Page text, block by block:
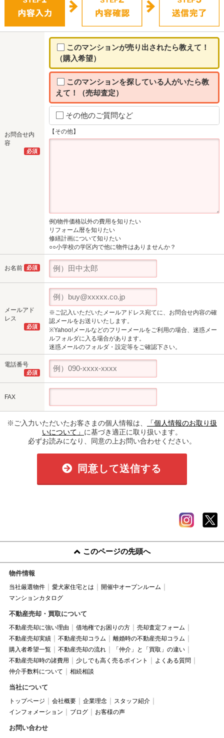
お問合せ内
容
必須
このマンションが売り出されたら教えて！
（購入希望）
このマンションを探している人がいたら教
えて！（売却査定）
その他のご質問など
【その他】
例)物件価格以外の費用を知りたい
リフォーム暦を知りたい
修繕計画について知りたい
○○小学校の学区内で他に物件はありませんか？
お名前 必須
メールアド
レス
必須
※ご記入いただいたメールアドレス宛てに、お問合せ内容の確
認メールをお送りいたします。
※Yahoo!メールなどのフリーメールをご利用の場合、迷惑メー
ルフォルダに入る場合があります。
迷惑メールのフォルダ・設定等をご確認下さい。
電話番号
必須
FAX
※ご入力いただいたお客さまの個人情報は、
「個人情報のお取り扱
いについて」 に基づき適正に取り扱います。
必ずお読みになり、同意の上お問い合わせください。
同意して送信する
このページの先頭へ
物件情報
当社厳選物件 愛犬家住宅とは
開催中オープンルーム
マンションカタログ
不動産売却・買取について
不動産売却に強い理由 借地権でお困りの方
売却査定フォーム
不動産売却実績
不動産売却コラム
離婚時の不動産売却コラム
購入者希望一覧
不動産売却の流れ
「仲介」と「買取」の違い
不動産売却時の諸費用
少しでも高く売るポイント
よくある質問
仲介手数料について
相続相談
当社について
トップページ 会社概要 企業理念
スタッフ紹介
インフォメーション
ブログ お客様の声
お問い合わせ